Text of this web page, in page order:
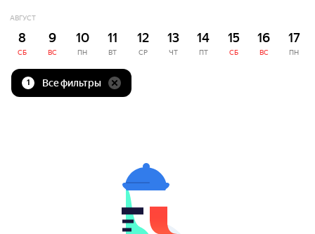
АВГУСТ
8
СБ
9
ВС
10
ПН
11
ВТ
12
СР
13
ЧТ
14
ПТ
15
СБ
16
ВС
17
ПН
1 Все фильтры